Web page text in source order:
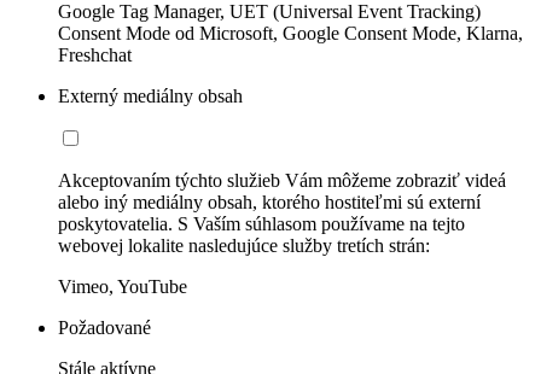
Google Tag Manager, UET (Universal Event Tracking)
Consent Mode od Microsoft, Google Consent Mode, Klarna,
Freshchat
Externý mediálny obsah
Akceptovaním týchto služieb Vám môžeme zobraziť videá
alebo iný mediálny obsah, ktorého hostiteľmi sú externí
poskytovatelia. S Vaším súhlasom používame na tejto
webovej lokalite nasledujúce služby tretích strán:
Vimeo, YouTube
Požadované
Stále aktívne